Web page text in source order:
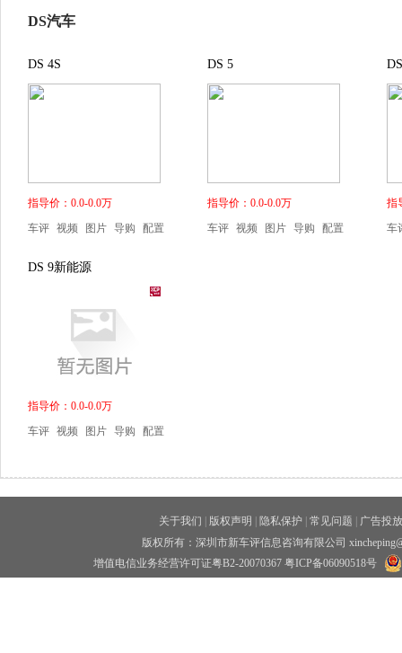
DS汽车
DS 4S
指导价：0.0-0.0万
车评 视频 图片 导购 配置
DS 5
指导价：0.0-0.0万
车评 视频 图片 导购 配置
指
车
DS 9新能源
指导价：0.0-0.0万
车评 视频 图片 导购 配置
关于我们 版权声明 隐私保护 常见问题
广告投放
版权所有：深圳市新车评信息咨询有限公司
增值电信业务经营许可证粤B2-20070367 粤ICP备06090518号